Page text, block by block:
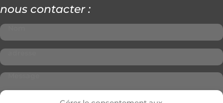
nous contacter :